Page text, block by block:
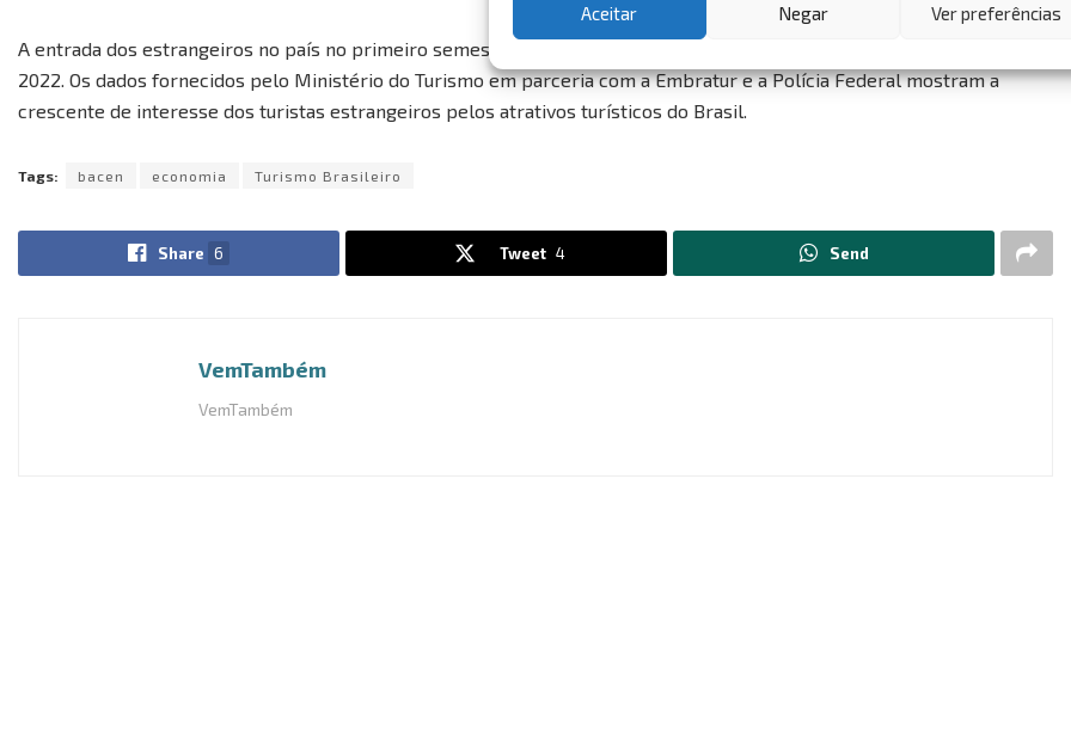
Aceitar Negar Ver preferências
A entrada dos estrangeiros no país no primeiro semestre equivale a 92% do total registrado ao longo de todo o ano de
2022. Os dados fornecidos pelo Ministério do Turismo em parceria com a Embratur e a Polícia Federal mostram a
crescente de interesse dos turistas estrangeiros pelos atrativos turísticos do Brasil.
Tags: bacen economia Turismo Brasileiro
Share 6 Tweet 4 Send
VemTambém
VemTambém